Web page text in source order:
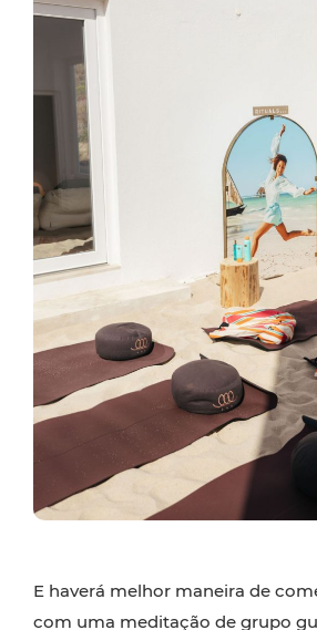
E haverá melhor maneira de
com uma meditação de grupo